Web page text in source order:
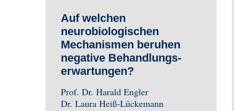
Auf welchen
neurobiologischen
Mechanismen beruhen
negative Behandlungs­
erwartungen?
Prof. Dr. Harald Engler
Dr. Laura Heiß-Lückemann